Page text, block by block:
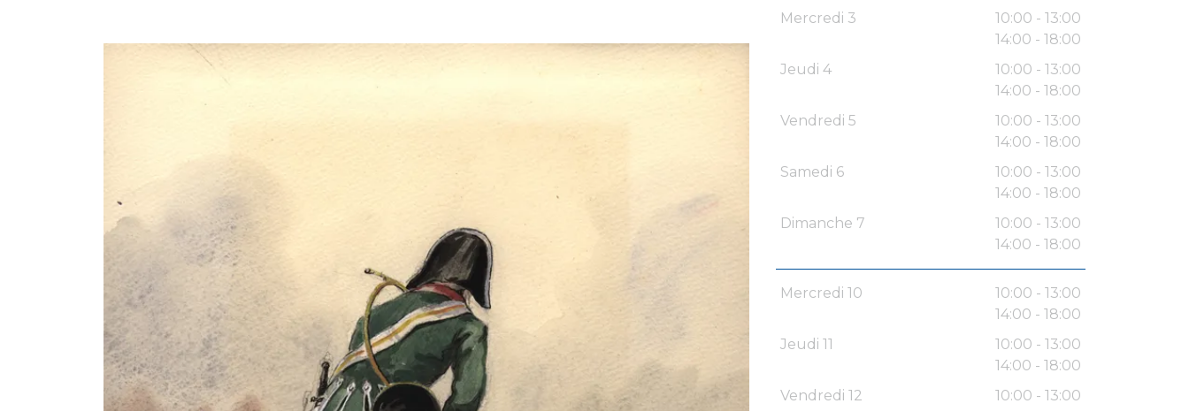
Mercredi 3
10:00 - 13:00
14:00 - 18:00
Jeudi 4
10:00 - 13:00
14:00 - 18:00
Vendredi 5
10:00 - 13:00
14:00 - 18:00
Samedi 6
10:00 - 13:00
14:00 - 18:00
Dimanche 7
10:00 - 13:00
14:00 - 18:00
Mercredi 10
10:00 - 13:00
14:00 - 18:00
Jeudi 11
10:00 - 13:00
14:00 - 18:00
Vendredi 12
10:00 - 13:00